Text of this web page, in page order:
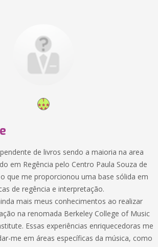
de livros sendo a maioria na area
em Regência pelo Centro Paula Souza de
que me proporcionou uma base sólida em
de regência e interpretação.
mais meus conhecimentos ao realizar
na renomada Berkeley College of Music
Essas experiências enriquecedoras me
me em áreas específicas da música, como